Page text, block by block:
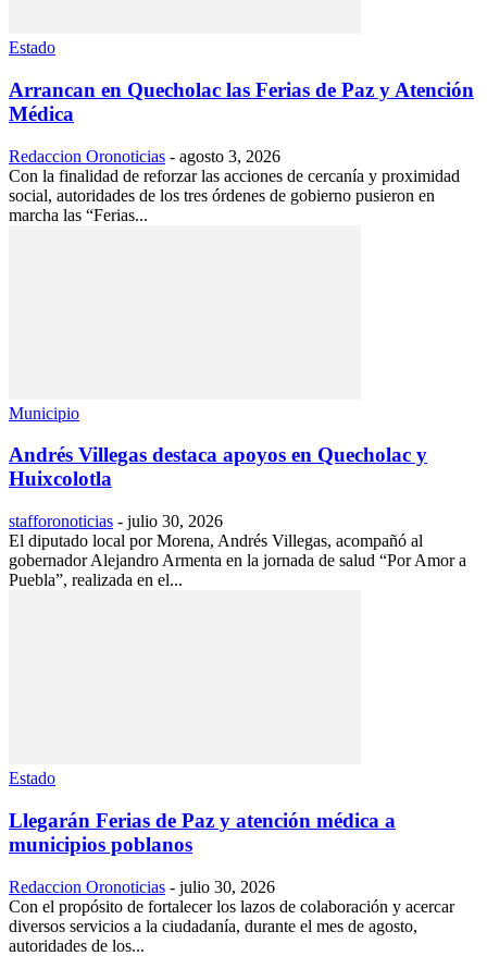
Estado
Arrancan en Quecholac las Ferias de Paz y Atención
Médica
Redaccion Oronoticias - agosto 3, 2026
Con la finalidad de reforzar las acciones de cercanía y proximidad
social, autoridades de los tres órdenes de gobierno pusieron en
marcha las “Ferias...
Municipio
Andrés Villegas destaca apoyos en Quecholac y
Huixcolotla
stafforonoticias - julio 30, 2026
El diputado local por Morena, Andrés Villegas, acompañó al
gobernador Alejandro Armenta en la jornada de salud “Por Amor a
Puebla”, realizada en el...
Estado
Llegarán Ferias de Paz y atención médica a
municipios poblanos
Redaccion Oronoticias - julio 30, 2026
Con el propósito de fortalecer los lazos de colaboración y acercar
diversos servicios a la ciudadanía, durante el mes de agosto,
autoridades de los...